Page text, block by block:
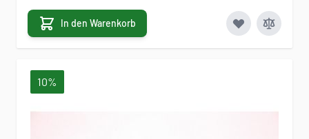
In den Warenkorb
10%